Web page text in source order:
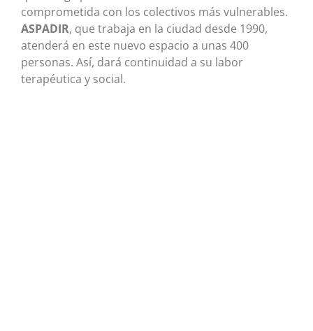
comprometida con los colectivos más vulnerables.
ASPADIR, que trabaja en la ciudad desde 1990,
atenderá en este nuevo espacio a unas 400
personas. Así, dará continuidad a su labor
terapéutica y social.